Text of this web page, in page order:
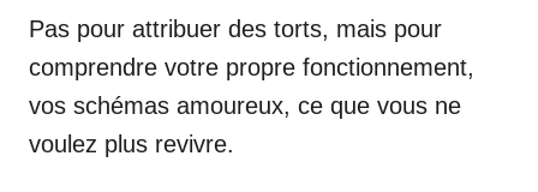
Pas pour attribuer des torts, mais pour
comprendre votre propre fonctionnement,
vos schémas amoureux, ce que vous ne
voulez plus revivre.